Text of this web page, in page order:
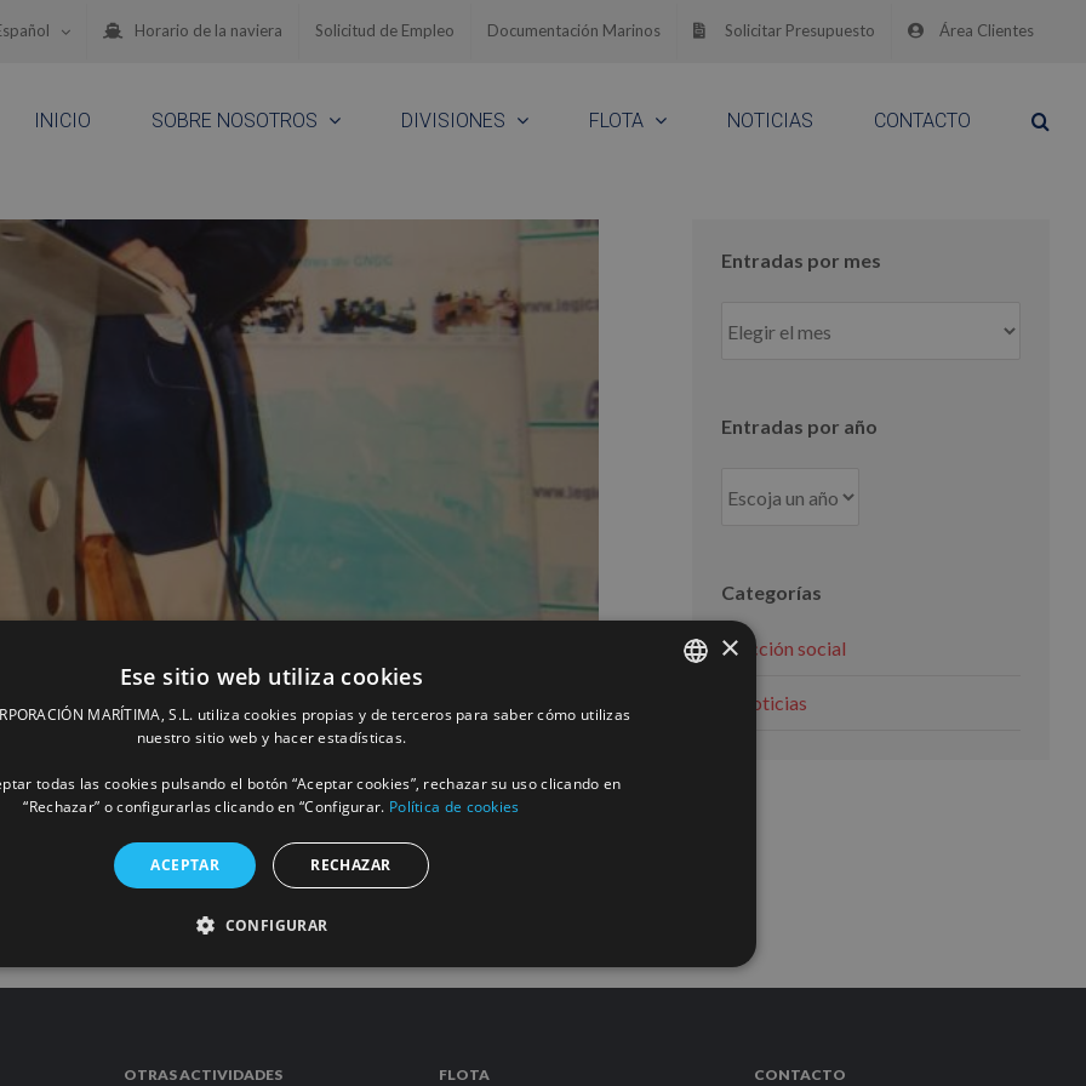
Horario de la naviera Solicitud de Empleo Documentación Marinos Solicitar Presupuesto Área Clientes
INICIO SOBRE NOSOTROS DIVISIONES FLOTA NOTICIAS CONTACTO
la 7ª Asamblea General de la Región
MÁS INFORMACIÓN
Entradas por mes
por
Entradas por año
Categorías
Acción social
Noticias
OTRAS ACTIVIDADES FLOTA CONTACTO
×
Ese sitio web utiliza cookies
MARÍTIMA, S.L. utiliza cookies propias y de terceros para saber cómo utilizas
nuestro sitio web y hacer estadísticas.
todas las cookies pulsando el botón “Aceptar cookies”, rechazar su uso clicando en
“Rechazar” o configurarlas clicando en “Configurar. Política de cookies
ACEPTAR RECHAZAR
CONFIGURAR